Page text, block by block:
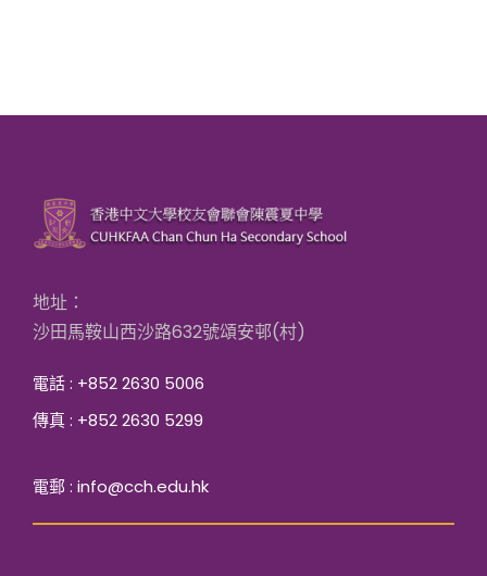
地址：
沙田馬鞍山西沙路632號頌安邨(村)
電話 : +852 2630 5006
傳真 : +852 2630 5299
電郵 : info@cch.edu.hk